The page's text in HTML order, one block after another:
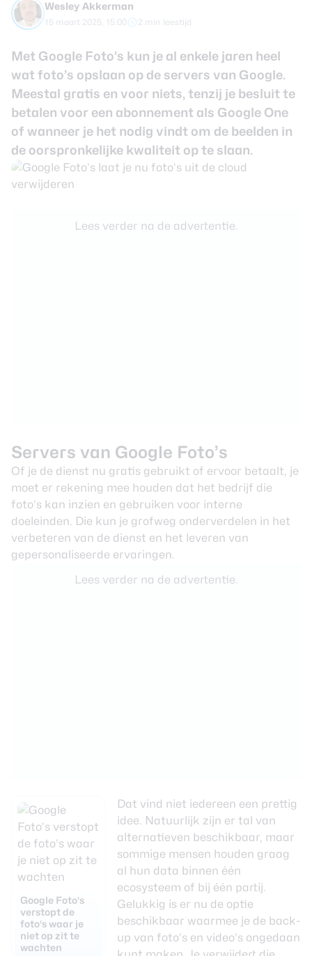
Wesley Akkerman
15 maart 2025, 15:00 2 min leestijd
Met Google Foto’s kun je al enkele jaren heel
wat foto’s opslaan op de servers van Google.
Meestal gratis en voor niets, tenzij je besluit te
betalen voor een abonnement als Google One
of wanneer je het nodig vindt om de beelden in
de oorspronkelijke kwaliteit op te slaan.
Lees verder na de advertentie.
Servers van Google Foto’s
Of je de dienst nu gratis gebruikt of ervoor betaalt, je
moet er rekening mee houden dat het bedrijf die
foto’s kan inzien en gebruiken voor interne
doeleinden. Die kun je grofweg onderverdelen in het
verbeteren van de dienst en het leveren van
gepersonaliseerde ervaringen.
Lees verder na de advertentie.
Google Foto’s
verstopt de
foto’s waar je
niet op zit te
wachten
Dat vind niet iedereen een prettig
idee. Natuurlijk zijn er tal van
alternatieven beschikbaar, maar
sommige mensen houden graag
al hun data binnen één
ecosysteem of bij één partij.
Gelukkig is er nu de optie
beschikbaar waarmee je de back-
up van foto’s en video’s ongedaan